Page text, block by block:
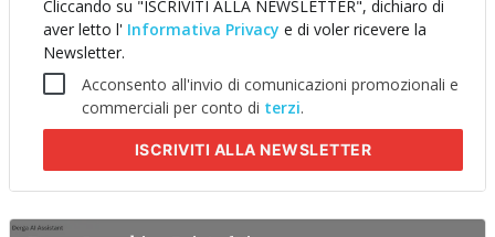
Cliccando su "ISCRIVITI ALLA NEWSLETTER", dichiaro di
aver letto l' Informativa Privacy e di voler ricevere la
Newsletter.
Acconsento all'invio di comunicazioni promozionali e
commerciali per conto di terzi.
ISCRIVITI ALLA NEWSLETTER